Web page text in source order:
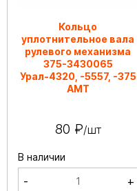
Кольцо
уплотнительное вала
рулевого механизма
375-3430065
Урал-4320, -5557, -375
АМТ
80 ₽/шт
В наличии
- +